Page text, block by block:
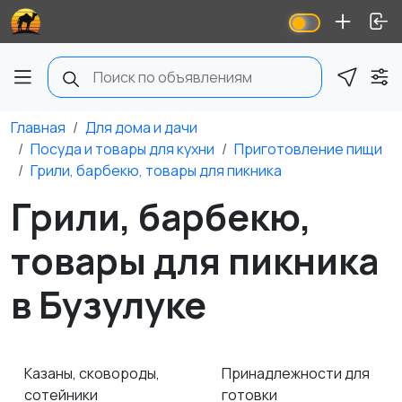
Главная
Для дома и дачи
Посуда и товары для кухни
Приготовление пищи
Грили, барбекю, товары для пикника
Грили, барбекю,
товары для пикника
в Бузулуке
Казаны, сковороды,
сотейники
Принадлежности для
готовки